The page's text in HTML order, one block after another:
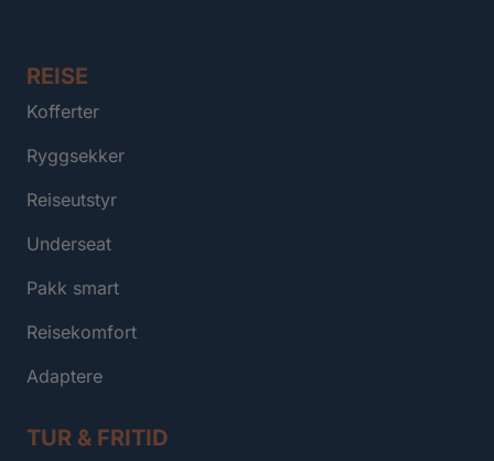
REISE
Kofferter
Ryggsekker
Reiseutstyr
Underseat
Pakk smart
Reisekomfort
Adaptere
TUR & FRITID